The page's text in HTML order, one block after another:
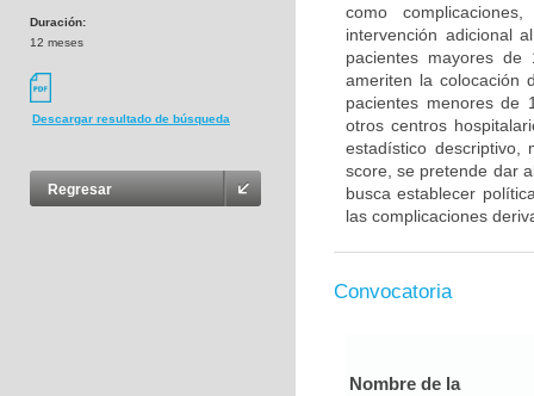
Duración:
12 meses
Descargar resultado de búsqueda
Regresar
como
intervención adicional
pacientes mayores
ameriten la colocación
pacientes menores de
otros centros
estadístico descriptivo,
score, se pretende dar
busca establecer
las complicaciones
Convocatoria
Nombre de la